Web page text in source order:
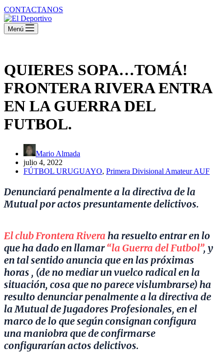
CONTACTANOS
Menú
QUIERES SOPA…TOMÁ!
FRONTERA RIVERA ENTRA
EN LA GUERRA DEL
FUTBOL.
Mario Almada
julio 4, 2022
FÚTBOL URUGUAYO, Primera Divisional Amateur AUF
Denunciará penalmente a la directiva de la
Mutual por actos presuntamente delictivos.
El club Frontera Rivera ha resuelto entrar en lo
que ha dado en llamar“la Guerra del Futbol”, y
en tal sentido anuncia que en las próximas
horas , (de no mediar un vuelco radical en la
situación, cosa que no parece vislumbrarse) ha
resulto denunciar penalmente a la directiva de
la Mutual de Jugadores Profesionales, en el
marco de lo que según consignan configura
una maniobra que de confirmarse
configurarían actos delictivos.